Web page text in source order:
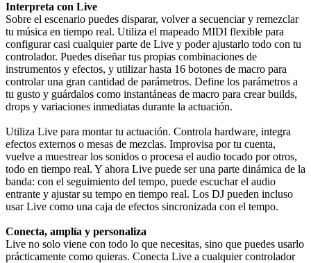
Interpreta con Live
Sobre el escenario puedes disparar, volver a secuenciar y remezclar
tu música en tiempo real. Utiliza el mapeado MIDI flexible para
configurar casi cualquier parte de Live y poder ajustarlo todo con tu
controlador. Puedes diseñar tus propias combinaciones de
instrumentos y efectos, y utilizar hasta 16 botones de macro para
controlar una gran cantidad de parámetros. Define los parámetros a
tu gusto y guárdalos como instantáneas de macro para crear builds,
drops y variaciones inmediatas durante la actuación.
Utiliza Live para montar tu actuación. Controla hardware, integra
efectos externos o mesas de mezclas. Improvisa por tu cuenta,
vuelve a muestrear los sonidos o procesa el audio tocado por otros,
todo en tiempo real. Y ahora Live puede ser una parte dinámica de la
banda: con el seguimiento del tempo, puede escuchar el audio
entrante y ajustar su tempo en tiempo real. Los DJ pueden incluso
usar Live como una caja de efectos sincronizada con el tempo.
Conecta, amplía y personaliza
Live no solo viene con todo lo que necesitas, sino que puedes usarlo
prácticamente como quieras. Conecta Live a cualquier controlador